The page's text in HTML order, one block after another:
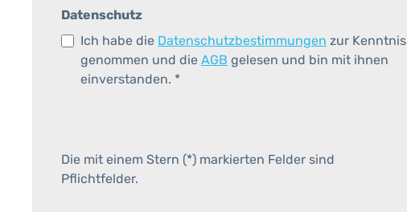
Datenschutz
Ich habe die Datenschutzbestimmungen zur Kenntnis
genommen und die AGB gelesen und bin mit ihnen
einverstanden. *
Die mit einem Stern (*) markierten Felder sind
Pflichtfelder.